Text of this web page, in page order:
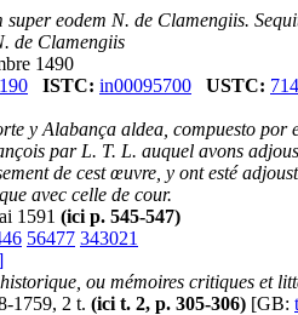
eodem N. de Clamengiis.
de Clamengiis
1490
ISTC: in00095700 USTC:
y Alabança aldea, compuesto
par L. T. L. auquel avons
de cest œuvre, y ont esté
avec celle de cour.
1591 (ici p. 545-547)
56477 343021
ou mémoires critiques et
1759, 2 t. (ici t. 2, p. 305-306) [GB: